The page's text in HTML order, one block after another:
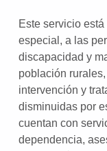
Este servicio
especial, a las
discapacidad y
población
intervención y
disminuidas por
cuentan con
dependencia,